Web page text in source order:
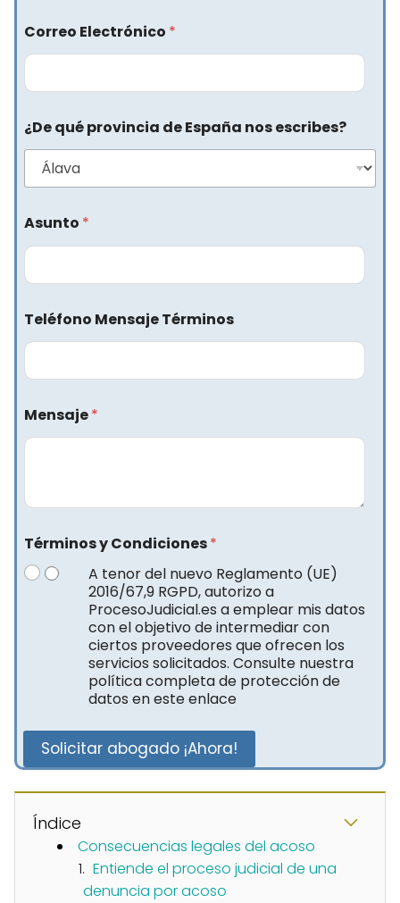
Correo Electrónico *
¿De qué provincia de España nos escribes?
Asunto *
Teléfono Mensaje Términos
Mensaje*
Términos y Condiciones*
A tenor del nuevo Reglamento (UE)
2016/67,9 RGPD, autorizo a
ProcesoJudicial.es a emplear mis datos
con el objetivo de intermediar con
ciertos proveedores que ofrecen los
servicios solicitados. Consulte nuestra
política completa de protección de
datos en este enlace
Solicitar abogado ¡Ahora!
Índice
Consecuencias legales del acoso
Entiende el proceso judicial de una
denuncia por acoso